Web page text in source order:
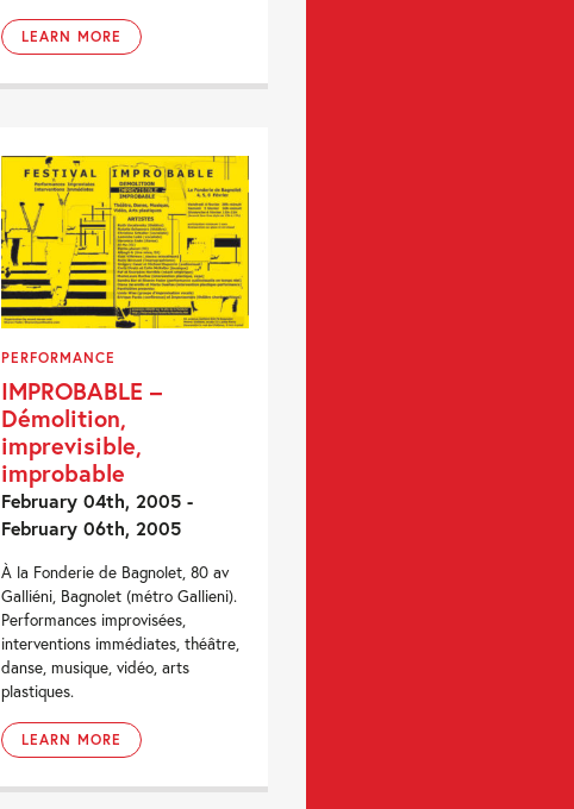
LEARN MORE
PERFORMANCE
IMPROBABLE –
Démolition,
imprevisible,
improbable
February 04th, 2005 -
February 06th, 2005
À la Fonderie de Bagnolet, 80 av
Galliéni, Bagnolet (métro Gallieni).
Performances improvisées,
interventions immédiates, théâtre,
danse, musique, vidéo, arts
plastiques.
LEARN MORE